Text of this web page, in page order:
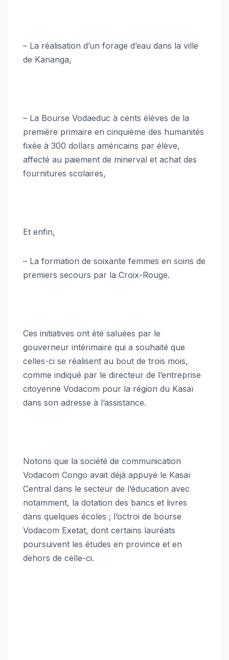
– La réalisation d’un forage d’eau dans la ville
de Kananga,
– La Bourse Vodaeduc à cents élèves de la
première primaire en cinquième des humanités
fixée à 300 dollars américains par élève,
affecté au paiement de minerval et achat des
fournitures scolaires,
Et enfin,
– La formation de soixante femmes en soins de
premiers secours par la Croix-Rouge.
Ces initiatives ont été saluées par le
gouverneur intérimaire qui a souhaité que
celles-ci se réalisent au bout de trois mois,
comme indiqué par le directeur de l’entreprise
citoyenne Vodacom pour la région du Kasaï
dans son adresse à l’assistance.
Notons que la société de communication
Vodacom Congo avait déjà appuyé le Kasaï
Central dans le secteur de l’éducation avec
notamment, la dotation des bancs et livres
dans quelques écoles ; l’octroi de bourse
Vodacom Exetat, dont certains lauréats
poursuivent les études en province et en
dehors de celle-ci.